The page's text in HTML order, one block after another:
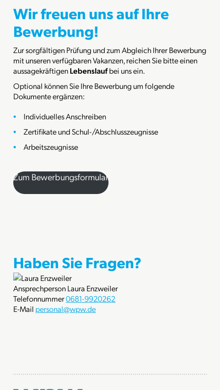
Wir freuen uns auf Ihre
Bewerbung!
Zur sorgfältigen Prüfung und zum Abgleich Ihrer Bewerbung
mit unseren verfügbaren Vakanzen, reichen Sie bitte einen
aussagekräftigenLebenslaufbei uns ein.
Optional können Sie Ihre Bewerbung um folgende
Dokumente ergänzen:
Individuelles Anschreiben
Zertifikate und Schul-/Abschlusszeugnisse
Arbeitszeugnisse
Zum Bewerbungsformular
Haben Sie Fragen?
AnsprechpersonLaura Enzweiler
Telefonnummer0681-9920262
E-Mail personal@wpw.de